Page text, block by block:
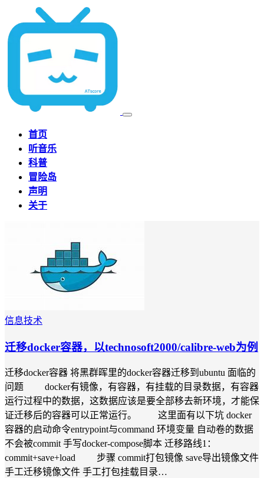
首页
听音乐
科普
冒险岛
声明
关于
信息技术
迁移docker容器，以technosoft2000/calibre-web为例
迁移docker容器 将黑群晖里的docker容器迁移到ubuntu 面临的
问题 docker有镜像，有容器，有挂载的目录数据，有容器
运行过程中的数据，这数据应该是要全部移去新环境，才能保
证迁移后的容器可以正常运行。 这里面有以下坑 docker
容器的启动命令entrypoint与command 环境变量 自动卷的数据
不会被commit 手写docker-compose脚本 迁移路线1：
commit+save+load 步骤 commit打包镜像 save导出镜像文件
手工迁移镜像文件 手工打包挂载目录…